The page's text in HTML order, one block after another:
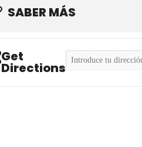
SABER MÁS
Get
Directions
Address - TTR